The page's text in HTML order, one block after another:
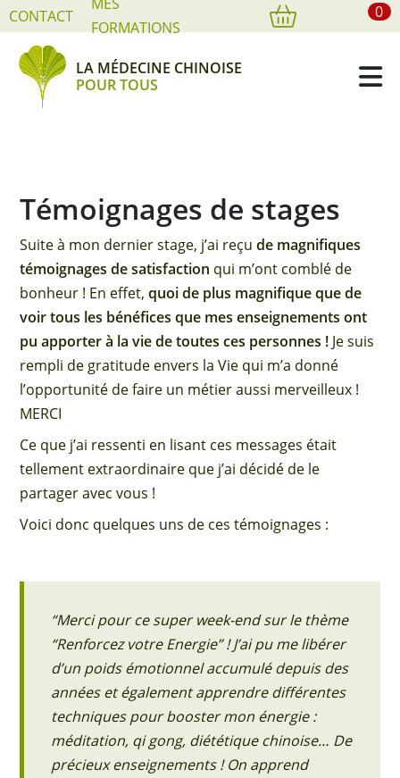
CONTACT
FORMATIONS
0
LA MÉDECINE CHINOISE
POUR TOUS
Témoignages de stages
Suite à mon dernier stage, j’ai reçude magnifiques
témoignages de satisfaction qui m’ont comblé de
bonheur ! En effet, quoi de plus magnifique que de
voir tous les bénéfices que mes enseignements ont
pu apporter à la vie de toutes ces personnes ! Je suis
rempli de gratitude envers la Vie qui m’a donné
l’opportunité de faire un métier aussi merveilleux !
MERCI
Ce que j’ai ressenti en lisant ces messages était
tellement extraordinaire que j’ai décidé de le
partager avec vous !
Voici donc quelques uns de ces témoignages :
“Merci pour ce super week-end sur le thème
“Renforcez votre Energie” ! J’ai pu me libérer
d’un poids émotionnel accumulé depuis des
années et également apprendre différentes
techniques pour booster mon énergie :
méditation, qi gong, diététique chinoise… De
précieux enseignements ! On apprend
Cookies management panel